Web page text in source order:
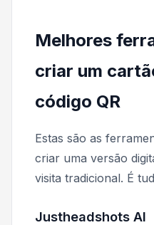
Melhores
criar um
código QR
Estas são as
criar uma versão
visita tradicional. É
Justheadshots AI